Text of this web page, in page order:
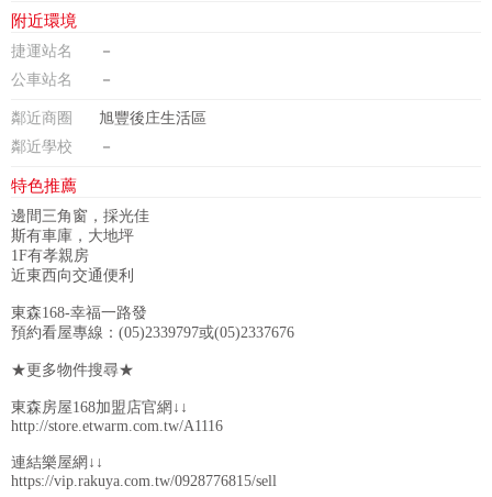
附近環境
捷運站名
－
公車站名
－
鄰近商圈
旭豐後庄生活區
鄰近學校
－
特色推薦
邊間三角窗，採光佳
斯有車庫，大地坪
1F有孝親房
近東西向交通便利
東森168-幸福一路發
預約看屋專線：(05)2339797或(05)2337676
★更多物件搜尋★
東森房屋168加盟店官網↓↓
http://store.etwarm.com.tw/A1116
連結樂屋網↓↓
https://vip.rakuya.com.tw/0928776815/sell